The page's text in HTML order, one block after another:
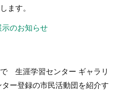
ます。
のお知らせ
生涯学習センター ギャラリ
ー登録の市民活動団を紹介す